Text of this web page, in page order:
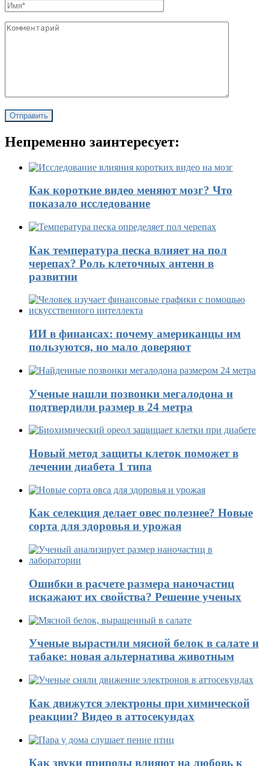
Непременно заинтересует:
Как короткие видео меняют мозг? Что
показало исследование
Как температура песка влияет на пол
черепах? Роль клеточных антенн в
развитии
ИИ в финансах: почему американцы им
пользуются, но мало доверяют
Ученые нашли позвонки мегалодона и
подтвердили размер в 24 метра
Новый метод защиты клеток поможет в
лечении диабета 1 типа
Как селекция делает овес полезнее? Новые
сорта для здоровья и урожая
Ошибки в расчете размера наночастиц
искажают их свойства? Решение ученых
Ученые вырастили мясной белок в салате и
табаке: новая альтернатива животным
Как движутся электроны при химической
реакции? Видео в аттосекундах
Как звуки природы влияют на любовь к